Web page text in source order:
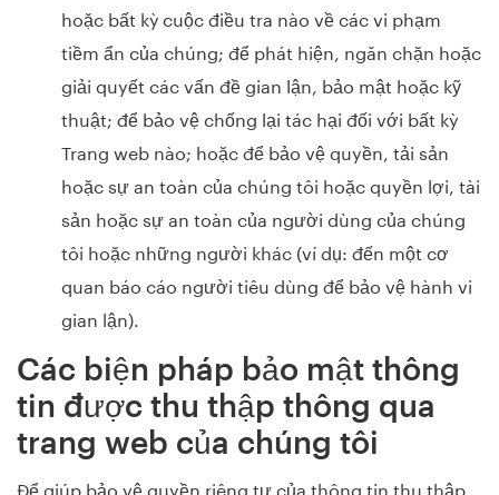
hoặc bất kỳ cuộc điều tra nào về các vi phạm
tiềm ẩn của chúng; để phát hiện, ngăn chặn hoặc
giải quyết các vấn đề gian lận, bảo mật hoặc kỹ
thuật; để bảo vệ chống lại tác hại đối với bất kỳ
Trang web nào; hoặc để bảo vệ quyền, tải sản
hoặc sự an toàn của chúng tôi hoặc quyền lợi, tài
sản hoặc sự an toàn của người dùng của chúng
tôi hoặc những người khác (ví dụ: đến một cơ
quan báo cáo người tiêu dùng để bảo vệ hành vi
gian lận).
Các biện pháp bảo mật thông
tin được thu thập thông qua
trang web của chúng tôi
Để giúp bảo vệ quyền riêng tư của thông tin thu thập